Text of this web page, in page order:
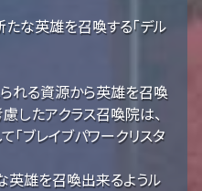
たな英雄を召喚する「デル
れる資源から英雄を召喚
したアクラス召喚院は、
ブレイブパワークリスタ
雄を召喚出来るようル